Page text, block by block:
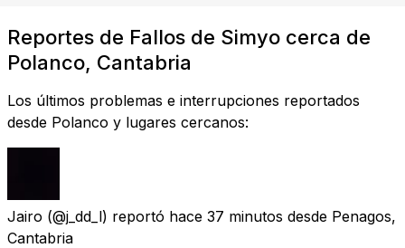
Reportes de Fallos de Simyo cerca de
Polanco, Cantabria
Los últimos problemas e interrupciones reportados
desde Polanco y lugares cercanos:
Jairo (@j_dd_l) reportó hace 37 minutos desde Penagos,
Cantabria